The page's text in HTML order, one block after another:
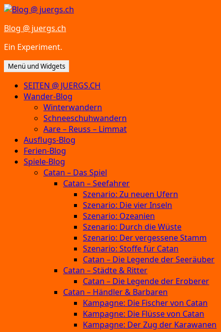
Zum
springen
Blog @ juergs.ch
Ein Experiment.
Menü und Widgets
SEITEN @ JUERGS.CH
Wander-Blog
Winterwandern
Schneeschuhwandern
Aare – Reuss – Limmat
Ausflugs-Blog
Ferien-Blog
Spiele-Blog
Catan – Das Spiel
Catan – Seefahrer
Szenario: Zu neuen Ufern
Szenario: Die vier Inseln
Szenario: Ozeanien
Szenario: Durch die Wüste
Szenario: Der vergessene Stamm
Szenario: Stoffe für Catan
Catan – Die Legende der Seeräuber
Catan – Städte & Ritter
Catan – Die Legende der Eroberer
Catan – Händler & Barbaren
Kampagne: Die Fischer von Catan
Kampagne: Die Flüsse von Catan
Kampagne: Der Zug der Karawanen